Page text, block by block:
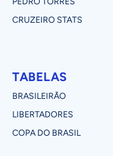
CRUZEIRO STATS
TABELAS
BRASILEIRÃO
LIBERTADORES
COPA DO BRASIL